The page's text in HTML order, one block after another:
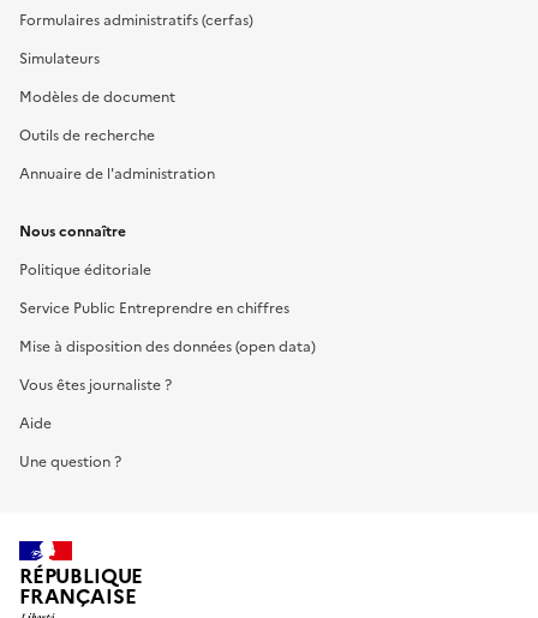
Formulaires administratifs (cerfas)
Simulateurs
Modèles de document
Outils de recherche
Annuaire de l'administration
Nous connaître
Politique éditoriale
Service Public Entreprendre en chiffres
Mise à disposition des données (open data)
Vous êtes journaliste ?
Aide
Une question ?
RÉPUBLIQUE
FRANÇAISE